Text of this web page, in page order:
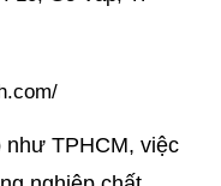
như TPHCM, việc